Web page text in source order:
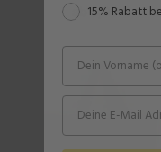
ab3,99 €
15% Rabatt